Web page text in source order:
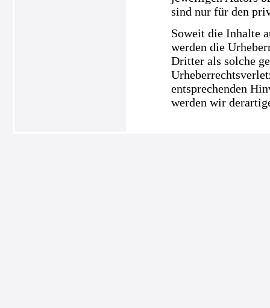
sind nur für den
Soweit die Inhalte
werden die
Dritter als solche
entsprechenden
werden wir